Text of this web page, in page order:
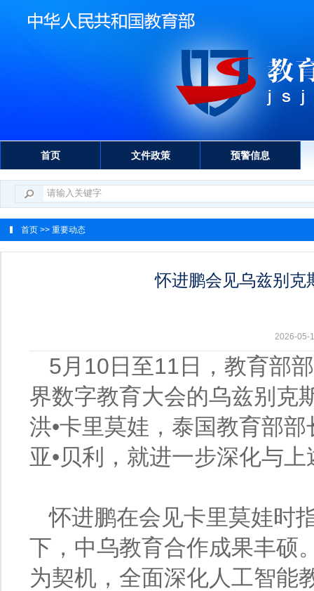
首页 文件政策 预警信息
首页 >> 重要动态
怀进鹏会见乌兹别克
2026-05-
5月10日至11日，教育部
界数字教育大会的乌兹别克
洪•卡里莫娃，泰国教育部
亚•贝利，就进一步深化与
怀进鹏在会见卡里莫娃时
下，中乌教育合作成果丰硕
为契机，全面深化人工智能